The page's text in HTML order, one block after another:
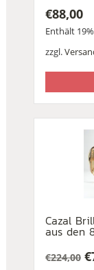
€88,00
Enthält
zzgl.
Cazal
aus den
€224,00 €